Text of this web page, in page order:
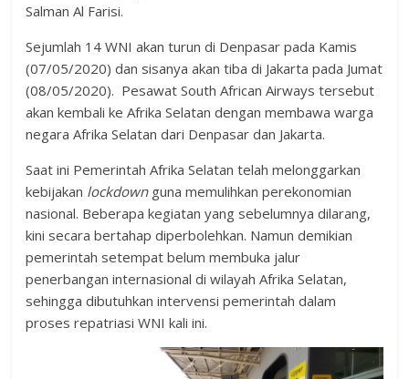
Salman Al Farisi.
Sejumlah 14 WNI akan turun di Denpasar pada Kamis
(07/05/2020) dan sisanya akan tiba di Jakarta pada Jumat
(08/05/2020). Pesawat South African Airways tersebut
akan kembali ke Afrika Selatan dengan membawa warga
negara Afrika Selatan dari Denpasar dan Jakarta.
Saat ini Pemerintah Afrika Selatan telah melonggarkan
kebijakan lockdownguna memulihkan perekonomian
nasional. Beberapa kegiatan yang sebelumnya dilarang,
kini secara bertahap diperbolehkan. Namun demikian
pemerintah setempat belum membuka jalur
penerbangan internasional di wilayah Afrika Selatan,
sehingga dibutuhkan intervensi pemerintah dalam
proses repatriasi WNI kali ini.